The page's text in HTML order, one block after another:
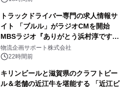
トラックドライバー専門の求人情報サ
イト 「ブルル」がラジオCMを開始
MBSラジオ『ありがとう浜村淳です』
にて8月1日(土)より
物流企画サポート株式会社
22時間前
キリンビールと滋賀県のクラフトビー
ル＆老舗の近江牛を堪能する 「近江ビ